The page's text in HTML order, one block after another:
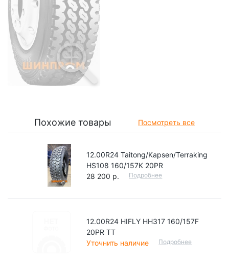
Похожие товары Посмотреть все
12.00R24 Taitong/Kapsen/Terraking
HS108 160/157К 20PR
28 200 р.
Подробнее
12.00R24 HIFLY HH317 160/157F
20PR TT
Уточнить наличие
Подробнее